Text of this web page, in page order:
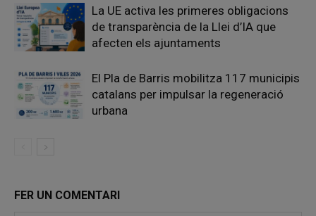
La UE activa les primeres obligacions
de transparència de la Llei d’IA que
afecten els ajuntaments
El Pla de Barris mobilitza 117 municipis
catalans per impulsar la regeneració
urbana
FER UN COMENTARI